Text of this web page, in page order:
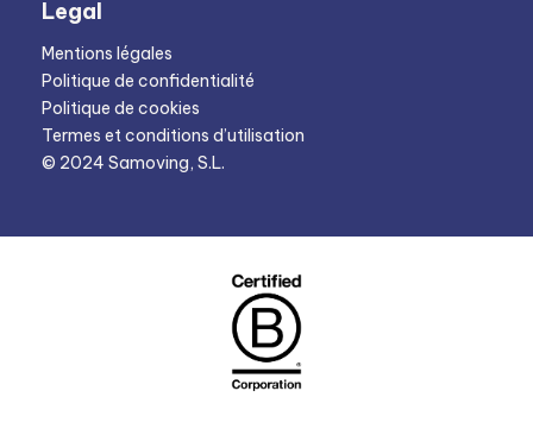
Legal
Mentions légales
Politique de confidentialité
Politique de cookies
Termes et conditions d’utilisation
© 2024 Samoving, S.L.